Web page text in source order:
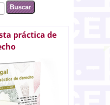
práctica de